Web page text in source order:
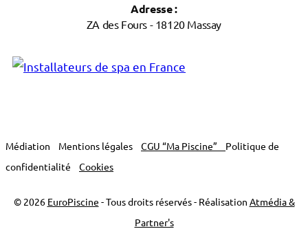
Adresse :
ZA des Fours - 18120 Massay
Médiation Mentions légales CGU “Ma Piscine” Politique de
confidentialité
Cookies
© 2026 EuroPiscine - Tous droits réservés - Réalisation Atmédia &
Partner's